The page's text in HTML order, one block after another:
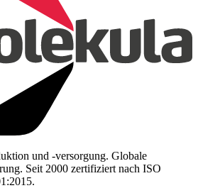
und -versorgung. Globale
Seit 2000 zertifiziert nach ISO